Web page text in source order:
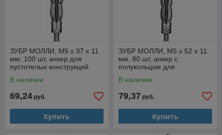
ЗУБР МОЛЛИ, М5 х 37 х 11
мм, 100 шт, анкер для
пустотелых конструкций
В наличии
69,24 руб.
Купить
ЗУБР МОЛЛИ, М5 х 52 х 11
мм, 80 шт, анкер с
полукольцом для
(302512-05-052)
В наличии
79,37 руб.
Купить